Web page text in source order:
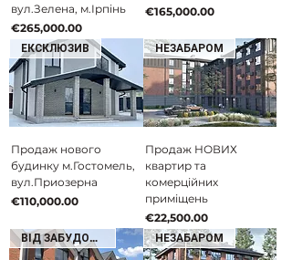
вул.Зелена, м.Ірпінь
Price
€265,000.00
Price
€165,000.00
ЕКСКЛЮЗИВ
Продаж нового
будинку м.Гостомель,
вул.Приозерна
Price
€110,000.00
НЕЗАБАРОМ
Продаж НОВИХ
квартир та
комерційних
приміщень
Price
€22,500.00
ВІД ЗАБУДОВНИКА НЕЗАБАРОМ